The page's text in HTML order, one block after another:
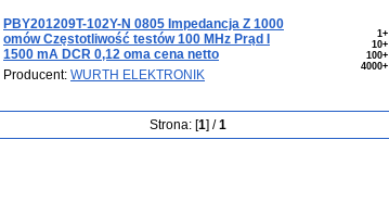
PBY201209T-102Y-N 0805 Impedancja Z 1000
omów Częstotliwość testów 100 MHz Prąd I
1500 mA DCR 0,12 oma cena netto
Producent: WURTH ELEKTRONIK
1+
10+
100+
4000+
Strona: [1] /1